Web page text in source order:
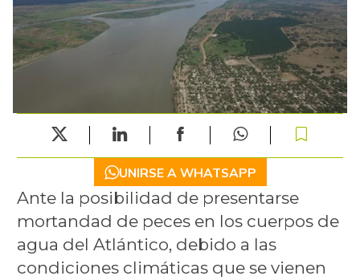
UNIRSE A WHATSAPP
Ante la posibilidad de presentarse
mortandad de peces en los cuerpos de
agua del Atlántico, debido a las
condiciones climáticas que se vienen